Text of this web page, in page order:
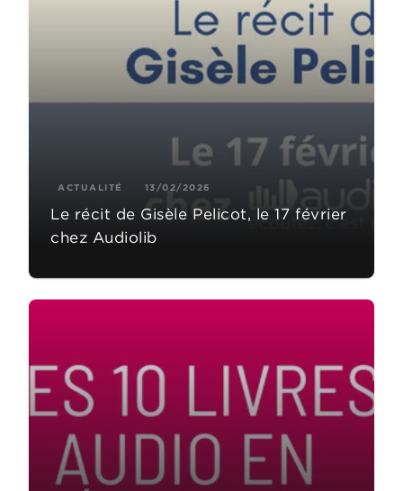
ACTUALITÉ 13/02/2026
Le récit de Gisèle Pelicot, le 17 février
chez Audiolib